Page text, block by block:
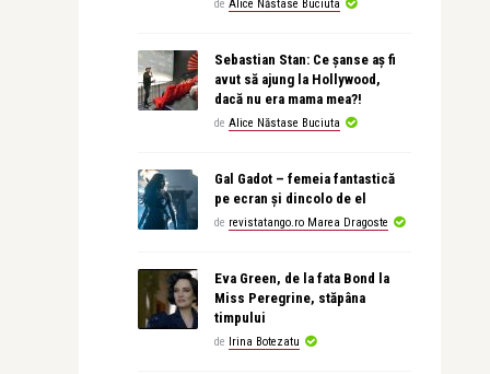
de Alice Năstase Buciuta
Sebastian Stan: Ce șanse aș fi
avut să ajung la Hollywood,
dacă nu era mama mea?!
de Alice Năstase Buciuta
Gal Gadot – femeia fantastică
pe ecran și dincolo de el
de revistatango.ro Marea Dragoste
Eva Green, de la fata Bond la
Miss Peregrine, stăpâna
timpului
de Irina Botezatu